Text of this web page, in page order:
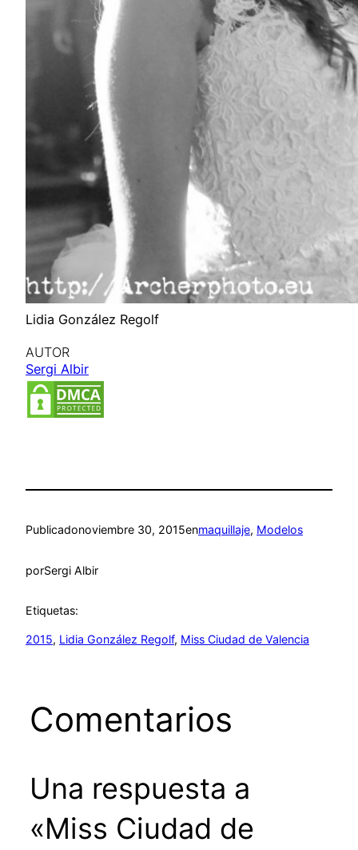
Lidia González Regolf
AUTOR
Sergi Albir
Publicadonoviembre 30, 2015enmaquillaje, Modelos
porSergi Albir
Etiquetas:
2015, Lidia González Regolf, Miss Ciudad de Valencia
Comentarios
Una respuesta a
«Miss Ciudad de